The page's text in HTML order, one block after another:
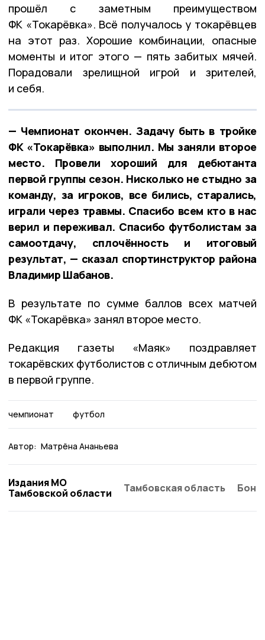
прошёл с заметным преимуществом
ФК «Токарёвка». Всё получалось у токарёвцев
на этот раз. Хорошие комбинации, опасные
моменты и итог этого — пять забитых мячей.
Порадовали зрелищной игрой и зрителей,
и себя.
— Чемпионат окончен. Задачу быть в тройке
ФК «Токарёвка» выполнил. Мы заняли второе
место. Провели хороший для дебютанта
первой группы сезон. Нисколько не стыдно за
команду, за игроков, все бились, старались,
играли через травмы. Спасибо всем кто в нас
верил и переживал. Спасибо футболистам за
самоотдачу, сплочённость и итоговый
результат, — сказал спортинструктор района
Владимир Шабанов.
В результате по сумме баллов всех матчей
ФК «Токарёвка» занял второе место.
Редакция газеты «Маяк» поздравляет
токарёвских футболистов с отличным дебютом
в первой группе.
чемпионат футбол
Автор: Матрёна Ананьева
Издания МО
Тамбовской области
Тамбовская область